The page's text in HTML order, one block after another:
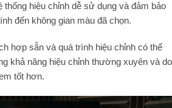
thống hiệu chỉnh dễ sử dụng và đảm bảo
đến không gian màu đã chọn.
hợp sẵn và quá trình hiệu chỉnh có thể
khả năng hiệu chỉnh thường xuyên và do
tốt hơn.